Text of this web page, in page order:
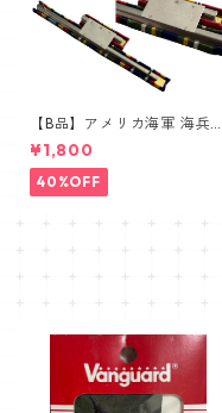
【B品】アメリカ海軍 海兵
① リボンバー 略綬SALE
¥1,800
40%OFF